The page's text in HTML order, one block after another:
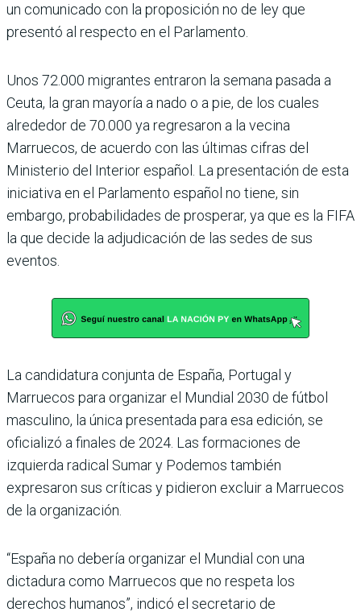
un comunicado con la proposición no de ley que
presentó al respecto en el Parlamento.
Unos 72.000 migrantes entraron la semana pasada a
Ceuta, la gran mayoría a nado o a pie, de los cuales
alrededor de 70.000 ya regresaron a la vecina
Marruecos, de acuerdo con las últimas cifras del
Ministerio del Interior español. La presentación de esta
iniciativa en el Parlamento español no tiene, sin
embargo, probabilidades de prosperar, ya que es la FIFA
la que decide la adjudicación de las sedes de sus
eventos.
La candidatura conjunta de España, Portugal y
Marruecos para organizar el Mundial 2030 de fútbol
masculino, la única presentada para esa edición, se
oficializó a finales de 2024. Las formaciones de
izquierda radical Sumar y Podemos también
expresaron sus críticas y pidieron excluir a Marruecos
de la organización.
“España no debería organizar el Mundial con una
dictadura como Marruecos que no respeta los
derechos humanos”, indicó el secretario de